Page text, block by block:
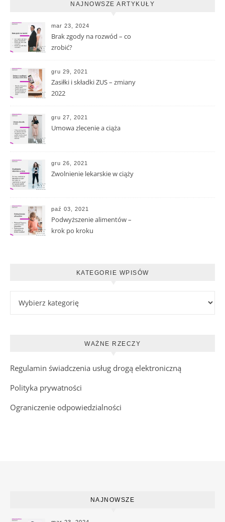
NAJNOWSZE ARTYKUŁY
mar 23, 2024
Brak zgody na rozwód – co
zrobić?
gru 29, 2021
Zasiłki i składki ZUS – zmiany
2022
gru 27, 2021
Umowa zlecenie a ciąża
gru 26, 2021
Zwolnienie lekarskie w ciąży
paź 03, 2021
Podwyższenie alimentów –
krok po kroku
KATEGORIE WPISÓW
WAŻNE RZECZY
Regulamin świadczenia usług drogą elektroniczną
Polityka prywatności
Ograniczenie odpowiedzialności
NAJNOWSZE